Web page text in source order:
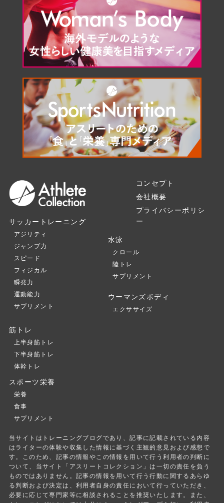
コンセプト
会社概要
プライバシーポリシ
ー
サッカートレーニング
アジリティ
ジャンプ力
スピード
フィジカル
瞬発力
運動能力
サプリメント
水泳
クロール
陸トレ
サプリメント
ウーマンズボディ
エクササイズ
筋トレ
上半身筋トレ
下半身筋トレ
体幹トレ
スポーツ栄養
栄養
食事
サプリメント
当サイトはトレーニングブログであり、記事に記載されている内容
はライターの体験や収集した情報に基づく主観的意見および感想で
す。このため、記事の情報やこの情報を用いて行う利用者の判断に
ついて、当サイト「アスリートコレクション」は一切の責任を負う
ものではありません。記事の情報を用いて行う行動に関するあらゆ
る判断および決定は、利用者自身の責任において行っていただき、
必要に応じて専門家等に相談されることを推奨いたします。また、